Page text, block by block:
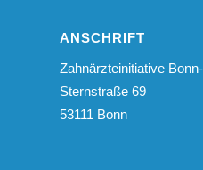
ANSCHRIFT
Zahnärzteinitiative
Sternstraße 69
53111 Bonn